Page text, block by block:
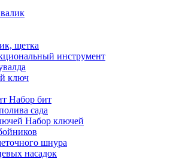
щетка
инструмент
ключ
Набор бит
сада
Набор ключей
шнура
насадок